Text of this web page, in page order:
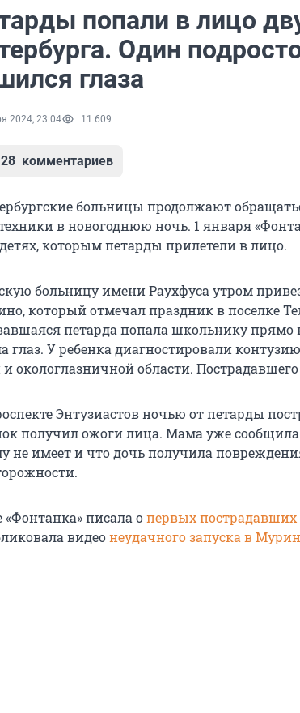
попали в лицо
Один
глаза
2024, 23:04 11 609
28 комментариев
больницы продолжают
в новогоднюю ночь. 1 января
которым петарды прилетели в лицо.
больницу имени Раухфуса утром
который отмечал праздник в поселке
петарда попала школьнику прямо
глаз. У ребенка диагностировали
окологлазничной области.
Энтузиастов ночью от петарды
получил ожоги лица. Мама уже
не имеет и что дочь получила
«Фонтанка» писала опервых пострадавших
видеонеудачного запуска в